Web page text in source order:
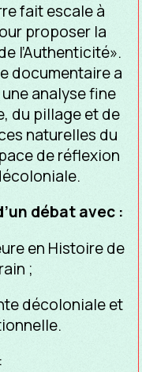
fait escale à
proposer la
l’Authenticité».
documentaire a
analyse fine
du pillage et de
naturelles du
de réflexion
débat avec :
en Histoire de
;
décoloniale et
: